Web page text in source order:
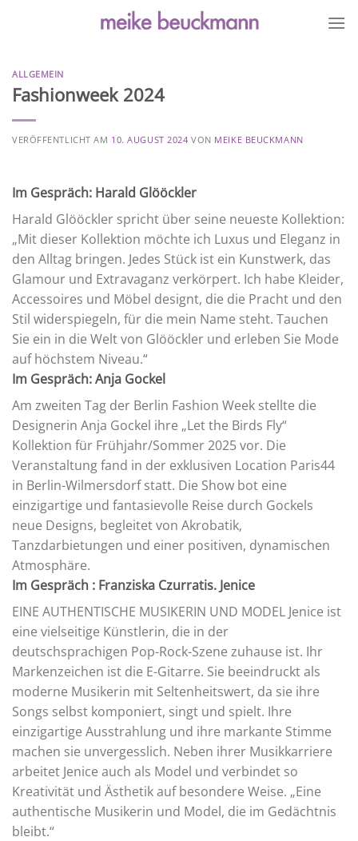
ALLGEMEIN
Fashionweek 2024
VERÖFFENTLICHT AM 10. AUGUST 2024 VON MEIKE BEUCKMANN
Im Gespräch: Harald Glööckler
Harald Glööckler spricht über seine neueste Kollektion:
„Mit dieser Kollektion möchte ich Luxus und Eleganz in
den Alltag bringen. Jedes Stück ist ein Kunstwerk, das
Glamour und Extravaganz verkörpert. Ich habe Kleider,
Accessoires und Möbel designt, die die Pracht und den
Stil widerspiegeln, für die mein Name steht. Tauchen
Sie ein in die Welt von Glööckler und erleben Sie Mode
auf höchstem Niveau.“
Im Gespräch: Anja Gockel
Am zweiten Tag der Berlin Fashion Week stellte die
Designerin Anja Gockel ihre „Let the Birds Fly“
Kollektion für Frühjahr/Sommer 2025 vor. Die
Veranstaltung fand in der exklusiven Location Paris44
in Berlin-Wilmersdorf statt. Die Show bot eine
einzigartige und fantasievolle Reise durch Gockels
neue Designs, begleitet von Akrobatik,
Tanzdarbietungen und einer positiven, dynamischen
Atmosphäre.
Im Gespräch : Franziska Czurratis. Jenice
EINE AUTHENTISCHE MUSIKERIN UND MODEL Jenice ist
eine vielseitige Künstlerin, die in der
deutschsprachigen Pop-Rock-Szene zuhause ist. Ihr
Markenzeichen ist die E-Gitarre. Sie beeindruckt als
moderne Musikerin mit Seltenheitswert, da sie ihre
Songs selbst komponiert, singt und spielt. Ihre
einzigartige Ausstrahlung und ihre markante Stimme
machen sie unvergesslich. Neben ihrer Musikkarriere
arbeitet Jenice auch als Model und verbindet so
Kreativität und Ästhetik auf besondere Weise. „Eine
authentische Musikerin und Model, die im Gedächtnis
bleibt.“